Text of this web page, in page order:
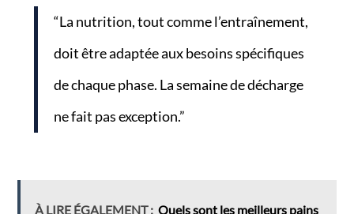
“La nutrition, tout comme l’entraînement,
doit être adaptée aux besoins spécifiques
de chaque phase. La semaine de décharge
ne fait pas exception.”
À LIRE ÉGALEMENT : Quels sont les meilleurs pains